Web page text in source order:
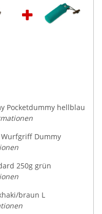
Pocketdummy hellblau
Dummy
250g grün
braun L